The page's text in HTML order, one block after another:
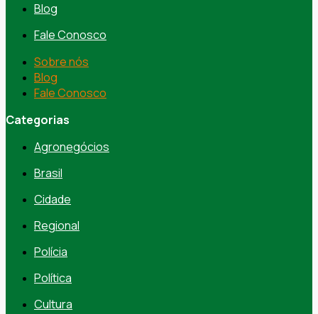
Blog
Fale Conosco
Sobre nós
Blog
Fale Conosco
Categorias
Agronegócios
Brasil
Cidade
Regional
Polícia
Política
Cultura